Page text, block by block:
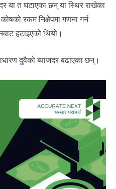
या त घटाएका छन् या स्थिर राखेका
रकम निक्षेपमा गणना गर्न
हटाइएको थियो।
दुवैको ब्याजदर बढाएका छन्।